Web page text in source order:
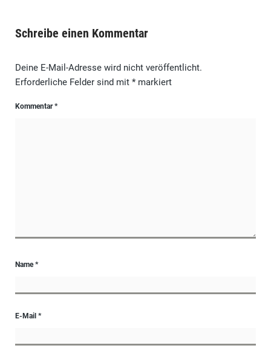
Schreibe einen Kommentar
Deine E-Mail-Adresse wird nicht veröffentlicht.
Erforderliche Felder sind mit *markiert
Kommentar*
Name*
E-Mail *